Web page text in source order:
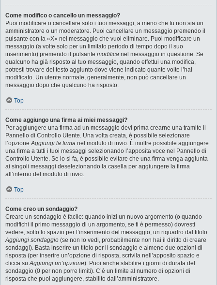
Come modifico o cancello un messaggio?
Puoi modificare o cancellare solo i tuoi messaggi, a meno che tu non sia un
amministratore o un moderatore. Puoi cancellare un messaggio premendo il
pulsante con la «X» nel messaggio che vuoi eliminare. Puoi modificare un
messaggio (a volte solo per un limitato periodo di tempo dopo il suo
inserimento) premendo il pulsante modifica nel messaggio in questione. Se
qualcuno ha già risposto al tuo messaggio, quando effettui una modifica,
potresti trovare del testo aggiunto dove viene indicato quante volte l’hai
modificato. Un utente normale, generalmente, non può cancellare un
messaggio dopo che qualcuno ha risposto.
Top
Come aggiungo una firma ai miei messaggi?
Per aggiungere una firma ad un messaggio devi prima crearne una tramite il
Pannello di Controllo Utente. Una volta creata, è possibile selezionare
l’opzioneAggiungi la firma nel modulo di invio. È inoltre possibile aggiungere
una firma a tutti i tuoi messaggi selezionando l’apposita voce nel Pannello di
Controllo Utente. Se lo si fa, è possibile evitare che una firma venga aggiunta
ai singoli messaggi deselezionando la casella per aggiungere la firma
all’interno del modulo di invio.
Top
Come creo un sondaggio?
Creare un sondaggio è facile: quando inizi un nuovo argomento (o quando
modifichi il primo messaggio di un argomento, se ti è permesso) dovresti
vedere, sotto lo spazio per l’inserimento del messaggio, un riquadro dal titolo
Aggiungi sondaggio (se non lo vedi, probabilmente non hai il diritto di creare
sondaggi). Basta inserire un titolo per il sondaggio e almeno due opzioni di
risposta (per inserire un’opzione di risposta, scrivila nell’apposito spazio e
clicca suAggiungi un’opzione). Puoi anche stabilire i giorni di durata del
sondaggio (0 per non porre limiti). C’è un limite al numero di opzioni di
risposta che puoi aggiungere, stabilito dall’amministratore.